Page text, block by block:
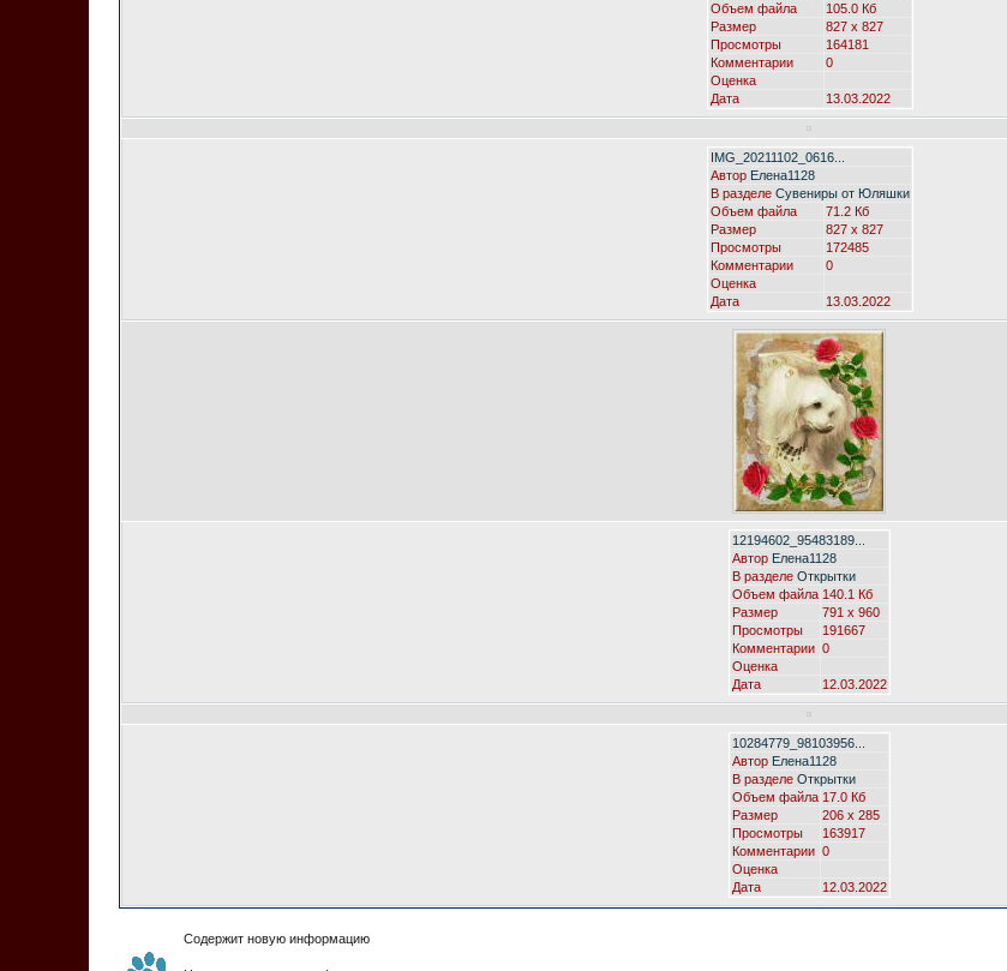
Объем файла
105.0 Кб
Размер
827 x 827
Просмотры
164181
Комментарии
0
Оценка
Дата
13.03.2022
IMG_20211102_0616...
Автор Елена1128
В разделе Сувениры от Юляшки
Объем файла
71.2 Кб
Размер
827 x 827
Просмотры
172485
Комментарии
0
Оценка
Дата
13.03.2022
12194602_95483189...
Автор Елена1128
В разделе Открытки
Объем файла 140.1 Кб
Размер
791 x 960
Просмотры
191667
Комментарии 0
Оценка
Дата
12.03.2022
10284779_98103956...
Автор Елена1128
В разделе Открытки
Объем файла 17.0 Кб
Размер
206 x 285
Просмотры
163917
Комментарии 0
Оценка
Дата
12.03.2022
Содержит новую информацию